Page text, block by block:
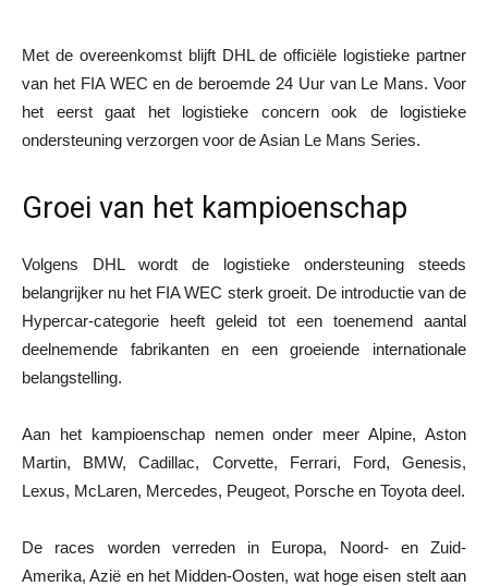
Met de overeenkomst blijft DHL de officiële logistieke partner
van het FIA WEC en de beroemde 24 Uur van Le Mans. Voor
het eerst gaat het logistieke concern ook de logistieke
ondersteuning verzorgen voor de Asian Le Mans Series.
Groei van het kampioenschap
Volgens DHL wordt de logistieke ondersteuning steeds
belangrijker nu het FIA WEC sterk groeit. De introductie van de
Hypercar-categorie heeft geleid tot een toenemend aantal
deelnemende fabrikanten en een groeiende internationale
belangstelling.
Aan het kampioenschap nemen onder meer Alpine, Aston
Martin, BMW, Cadillac, Corvette, Ferrari, Ford, Genesis,
Lexus, McLaren, Mercedes, Peugeot, Porsche en Toyota deel.
De races worden verreden in Europa, Noord- en Zuid-
Amerika, Azië en het Midden-Oosten, wat hoge eisen stelt aan